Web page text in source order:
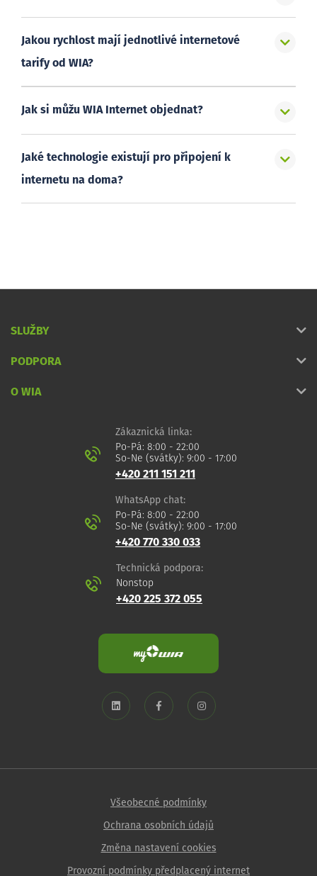
Jakou rychlost mají jednotlivé internetové
tarify od WIA?
Jak si můžu WIA Internet objednat?
Jaké technologie existují pro připojení k
internetu na doma?
SLUŽBY
PODPORA
O WIA
Zákaznická linka:
Po-Pá: 8:00 - 22:00
So-Ne (svátky): 9:00 - 17:00
+420 211 151 211
WhatsApp chat:
Po-Pá: 8:00 - 22:00
So-Ne (svátky): 9:00 - 17:00
+420 770 330 033
Technická podpora:
Nonstop
+420 225 372 055
Všeobecné podmínky
Ochrana osobních údajů
Změna nastavení cookies
Provozní podmínky předplacený internet